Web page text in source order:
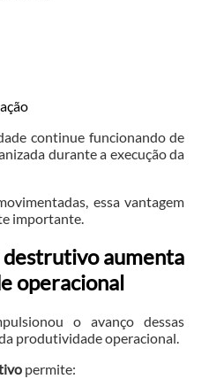
continue funcionando de
durante a execução da
essa vantagem
importante.
aumenta
operacional
o avanço dessas
produtividade operacional.
permite: